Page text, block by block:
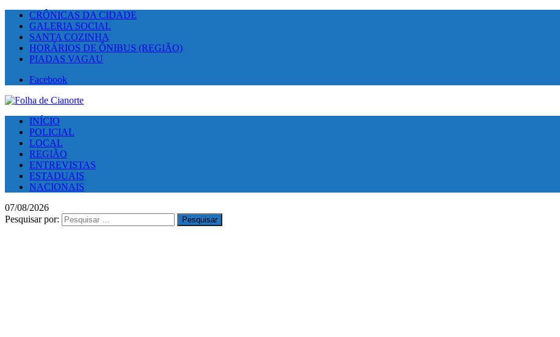
CRÔNICAS DA CIDADE
GALERIA SOCIAL
SANTA COZINHA
HORÁRIOS DE ÔNIBUS (REGIÃO)
PIADAS VAGAU
Facebook
INÍCIO
POLICIAL
LOCAL
REGIÃO
ENTREVISTAS
ESTADUAIS
NACIONAIS
07/08/2026
Pesquisar por: